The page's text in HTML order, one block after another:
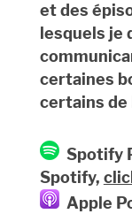
et des
lesquels je
certaines
certains
Spotify
Spotify,
Apple